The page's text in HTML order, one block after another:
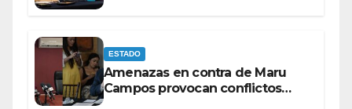
ESTADO
Amenazas en contra de Maru
Campos provocan conflictos